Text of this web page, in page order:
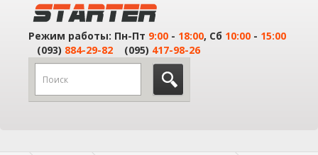
Режим работы: Пн-Пт 9:00 - 18:00, Сб 10:00 - 15:00
(093) 884-29-82 (095) 417-98-26